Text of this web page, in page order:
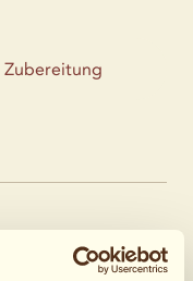
Zubereitung